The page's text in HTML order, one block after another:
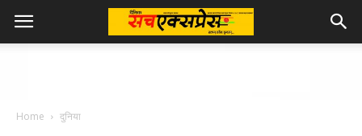
Home दुनिया